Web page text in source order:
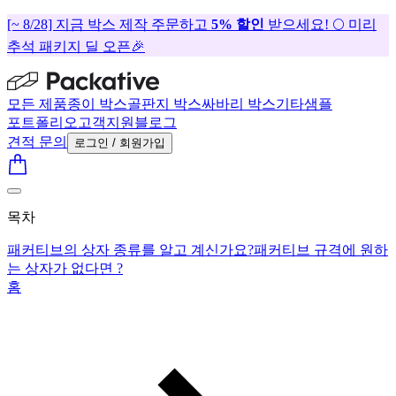
[~ 8/28] 지금 박스 제작 주문하고 5% 할인 받으세요! 🌕 미리
추석 패키지 딜 오픈🎉
모든 제품종이 박스골판지 박스싸바리 박스기타샘플
포트폴리오 고객지원 블로그
견적 문의
로그인 / 회원가입
목차
패커티브의 상자 종류를 알고 계신가요?패커티브 규격에 원하
는 상자가 없다면 ?
홈